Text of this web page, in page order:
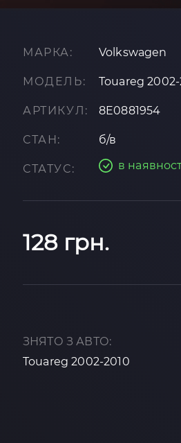
МАРКА: Volkswagen
МОДЕЛЬ: Touareg 2002-
АРТИКУЛ: 8E0881954
СТАН: б/в
СТАТУС: в
128 грн.
ЗНЯТО З АВТО:
Touareg 2002-2010